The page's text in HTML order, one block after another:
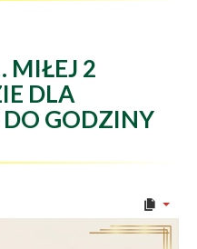
MIŁEJ 2
DLA
GODZINY